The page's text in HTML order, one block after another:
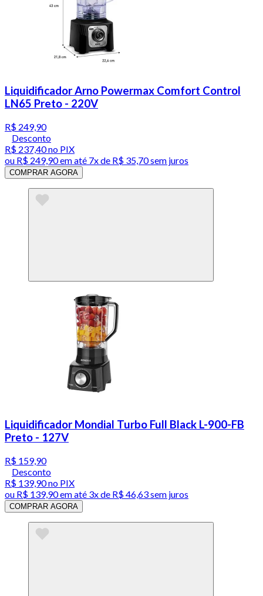
Liquidificador Arno Powermax Comfort Control
LN65 Preto - 220V
R$ 249,90
Desconto
R$ 237,40no PIX
ou R$ 249,90em até 7x de R$ 35,70 sem juros
COMPRAR AGORA
Liquidificador Mondial Turbo Full Black L-900-FB
Preto - 127V
R$ 159,90
Desconto
R$ 139,90no PIX
ou R$ 139,90em até 3x de R$ 46,63 sem juros
COMPRAR AGORA